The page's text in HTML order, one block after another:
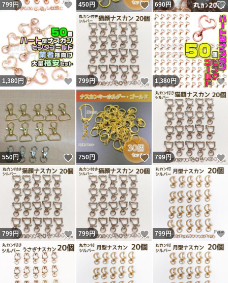
799円 いいね！
450円 いいね！
690円
1,380 円 いいね！
799円 いいね！
1,380円
550円 いいね！
750円 いいね！
799円
799円 いいね！
799円 いいね！
799円